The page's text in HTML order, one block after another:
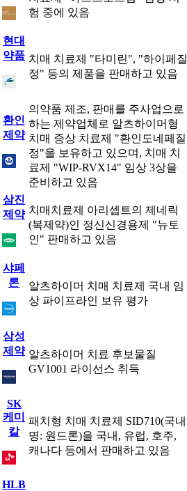
험 중에 있음
현대
약품 치매 치료제 "타미린", "하이페질
정" 등의 제품을 판매하고 있음
환인
제약
의약품 제조, 판매를 주사업으로
하는 제약업체로 알츠하이머형
치매 증상 치료제 "환인도네페질
정"을 보유하고 있으며, 치매 치
료제 "WIP-RVX14" 임상 3상을
준비하고 있음
삼진
제약 치매치료제 아리셉트의 제네릭
(복제약)인 정신신경용제 "뉴토
인" 판매하고 있음
샤페
론
알츠하이머 치매 치료제 국내 임
상 파이프라인 보유 평가
삼성
제약 알츠하이머 치료 후보물질
GV1001 라이선스 취득
SK
케미
칼
패치형 치매 치료제 SID710(국내
명: 원드론)을 국내, 유럽, 호주,
캐나다 등에서 판매하고 있음
HLB